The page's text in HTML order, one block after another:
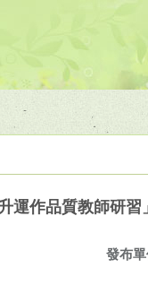
作品質教師研習」
發布單